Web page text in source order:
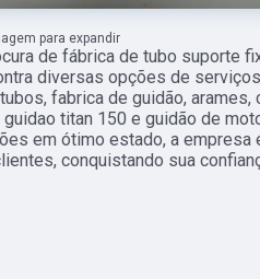
para expandir
de fábrica de tubo suporte
diversas opções de
fabrica de guidão, arames,
guidao titan 150 e guidão de
em ótimo estado, a empresa
conquistando sua